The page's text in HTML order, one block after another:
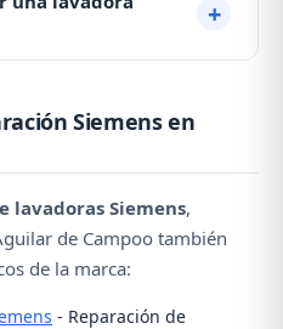
persiste, contacte con
☎️ 979 692 637.
suelta o el cajón
cierre de puerta,
asumible. Contacte con
por teléfono.
Siemens en
lavadoras Siemens,
de Campoo también
de la marca:
- Reparación de